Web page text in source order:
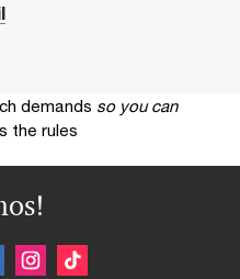
demands so you can
the rules